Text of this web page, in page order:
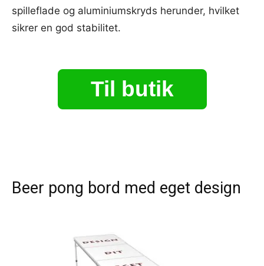
spilleflade og aluminiumskryds herunder, hvilket
sikrer en god stabilitet.
Til butik
Beer pong bord med eget design